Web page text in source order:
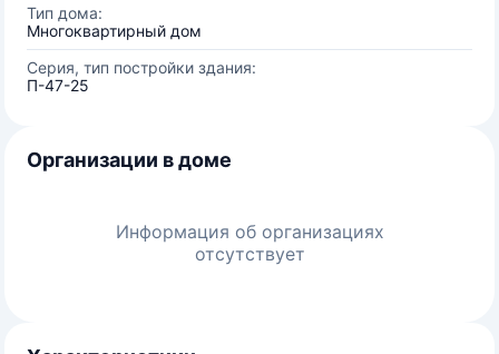
Тип дома:
Многоквартирный дом
Серия, тип постройки здания:
П-47-25
Организации в доме
Информация об организациях
отсутствует